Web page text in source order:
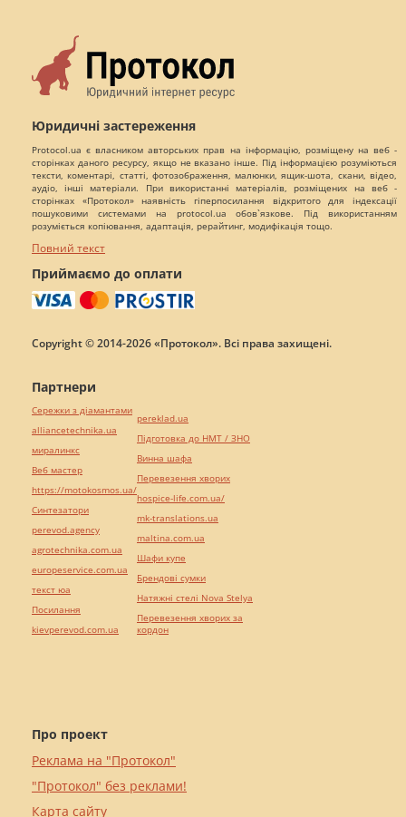
Юридичні застереження
Protocol.ua є власником авторських прав на інформацію, розміщену на веб -
сторінках даного ресурсу, якщо не вказано інше. Під інформацією розуміються
тексти, коментарі, статті, фотозображення, малюнки, ящик-шота, скани, відео,
аудіо, інші матеріали. При використанні матеріалів, розміщених на веб -
сторінках «Протокол» наявність гіперпосилання відкритого для індексації
пошуковими системами на protocol.ua обов`язкове. Під використанням
розуміється копіювання, адаптація, рерайтинг, модифікація тощо.
Повний текст
Приймаємо до оплати
Copyright © 2014-2026 «Протокол». Всі права захищені.
Про проект
Реклама на "Протокол"
"Протокол" без реклами!
Карта сайту
Партнери
Сережки з діамантами
alliancetechnika.ua
миралинкс
Веб мастер
https://motokosmos.ua/
Синтезатори
perevod.agency
agrotechnika.com.ua
europeservice.com.ua
текст юа
Посилання
kievperevod.com.ua
pereklad.ua
Підготовка до НМТ / ЗНО
Винна шафа
Перевезення хворих
hospice-life.com.ua/
mk-translations.ua
maltina.com.ua
Шафи купе
Брендові сумки
Натяжні стелі Nova Stelya
Перевезення хворих за
кордон